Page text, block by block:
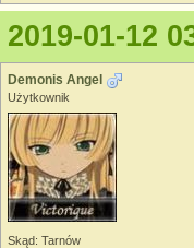
2019-01-12
Demonis Angel
Użytkownik
Skąd: Tarnów